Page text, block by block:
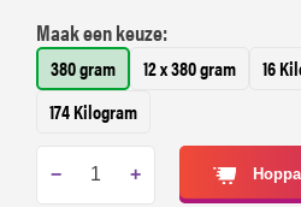
Maak een keuze:
380 gram 12 x 380 gram 16
174 Kilogram
− +